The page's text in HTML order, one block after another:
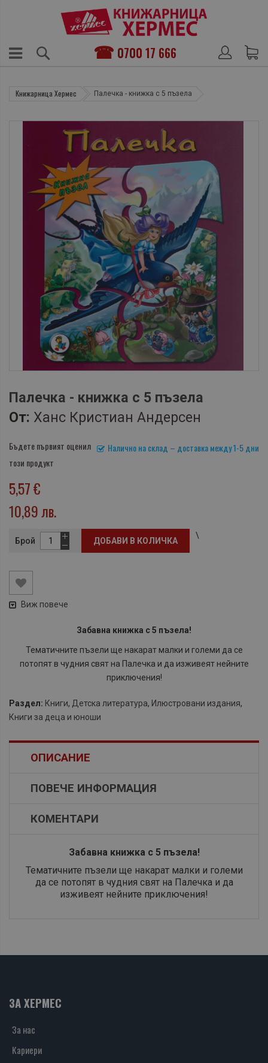
0700 17 666
Книжарница Хермес Палечка - книжка с 5 пъзела
Палечка - книжка с 5 пъзела
От: Ханс Кристиан Андерсен
Налично на склад – доставка между 1-5 дни
Бъдете първият оценил
този продукт
5,57 €
10,89 лв.
Брой ДОБАВИ В КОЛИЧКА
\
Виж повече
Забавна книжка с 5 пъзела!
Тематичните пъзели ще накарат малки и големи да се
потопят в чудния свят на Палечка и да изживеят нейните
приключения!
Раздел: Книги, Детска литература, Илюстровани издания,
Книги за деца и юноши
ОПИСАНИЕ
ПОВЕЧЕ ИНФОРМАЦИЯ
КОМЕНТАРИ
Забавна книжка с 5 пъзела!
Тематичните пъзели ще накарат малки и големи
да се потопят в чудния свят на Палечка и да
изживеят нейните приключения!
ЗА ХЕРМЕС
За нас
Кариери